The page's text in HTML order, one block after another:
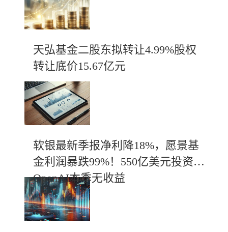
天弘基金二股东拟转让4.99%股权
转让底价15.67亿元
软银最新季报净利降18%，愿景基
金利润暴跌99%！550亿美元投资
OpenAI本季无收益